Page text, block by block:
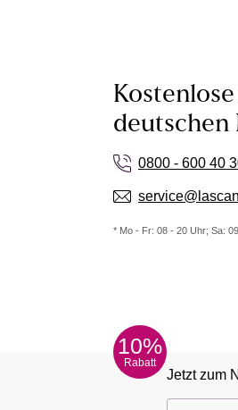
deutschen
0800 - 600 40
* Mo - Fr: 08 - 20 Uhr; Sa:
10%
Rabatt
Jetzt zum